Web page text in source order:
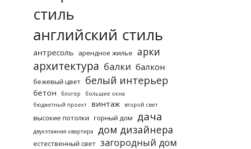
стиль
английский стиль
антресоль арендное жилье арки
архитектура балки балкон
бежевый цвет белый интерьер
бетон блогер
большие окна
бюджетный проект
винтаж второй свет
высокие потолки горный дом дача
двухэтажная квартира дом дизайнера
естественный свет загородный дом